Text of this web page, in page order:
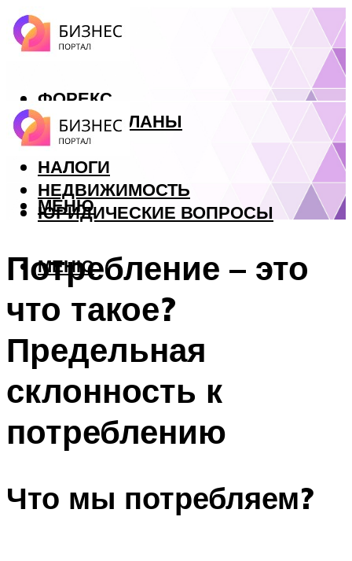
ФОРЕКС
БИЗНЕС ПЛАНЫ
КРЕДИТЫ
НАЛОГИ
НЕДВИЖИМОСТЬ
ЮРИДИЧЕСКИЕ ВОПРОСЫ
МЕНЮ
МЕНЮ
Потребление – это
что такое?
Предельная
склонность к
потреблению
Что мы потребляем?